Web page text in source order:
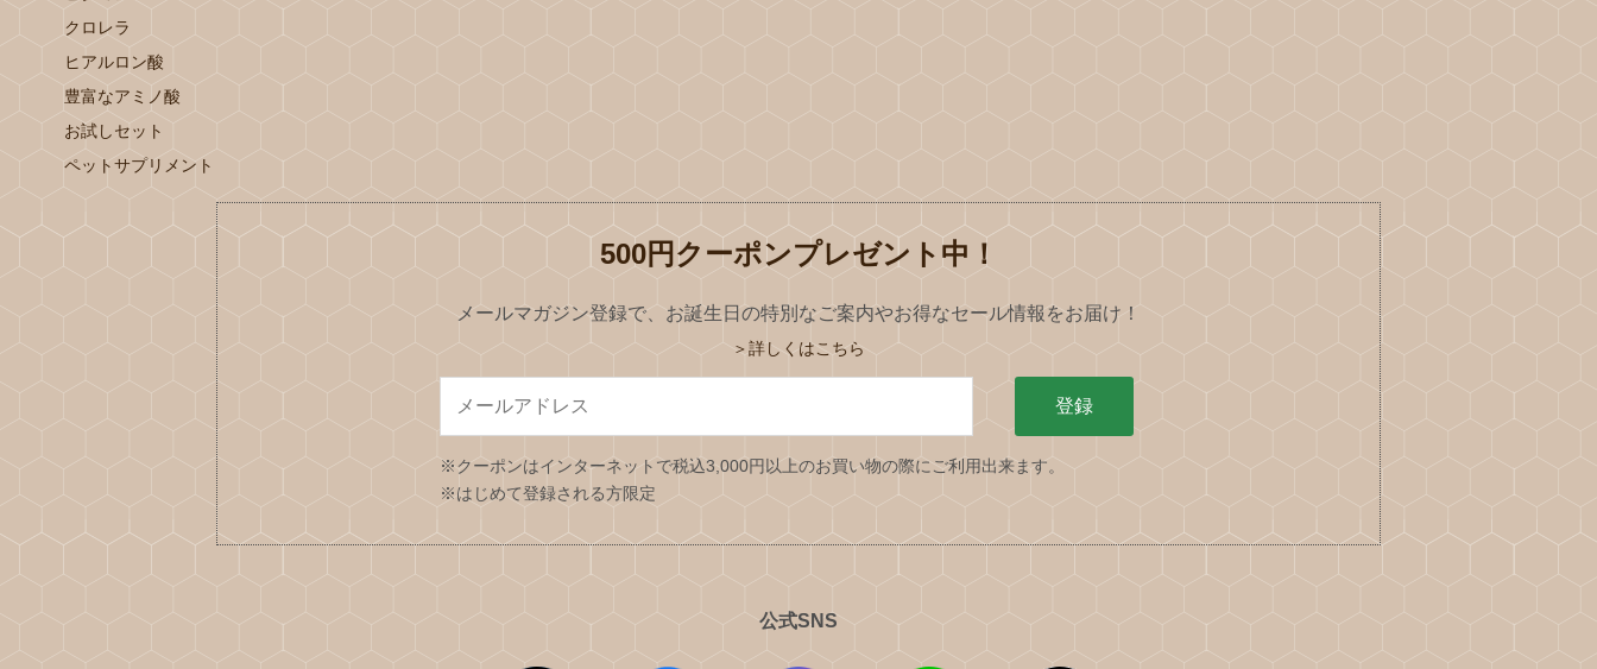
クロレラ
ヒアルロン酸
豊富なアミノ酸
お試しセット
ペットサプリメント
500円クーポンプレゼント中！
メールマガジン登録で、お誕生日の特別なご案内やお得なセール情報をお届け！
＞詳しくはこちら
登録
※クーポンはインターネットで税込3,000円以上のお買い物の際にご利用出来ます。
※はじめて登録される方限定
公式SNS